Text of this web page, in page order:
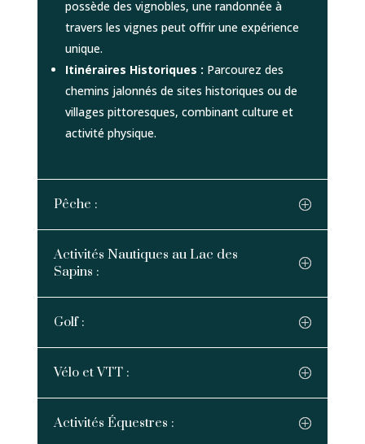
possède des vignobles, une randonnée à
travers les vignes peut offrir une expérience
unique.
Itinéraires Historiques : Parcourez des
chemins jalonnés de sites historiques ou de
villages pittoresques, combinant culture et
activité physique.
Pêche :
Activités Nautiques au Lac des
Sapins :
Golf :
Vélo et VTT :
Activités Équestres :